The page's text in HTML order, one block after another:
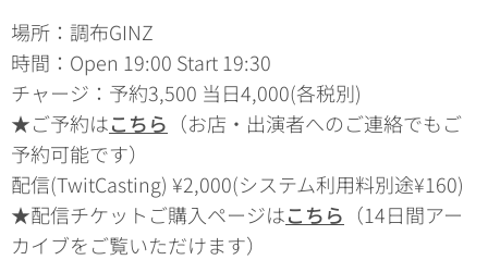
場所：調布GINZ
時間：Open 19:00 Start 19:30
チャージ：予約3,500 当日4,000(各税別)
★ご予約はこちら （お店・出演者へのご連絡でもご
予約可能です）
配信(TwitCasting) ¥2,000(システム利用料別途¥160)
★配信チケットご購入ページはこちら （14日間アー
カイブをご覧いただけます）